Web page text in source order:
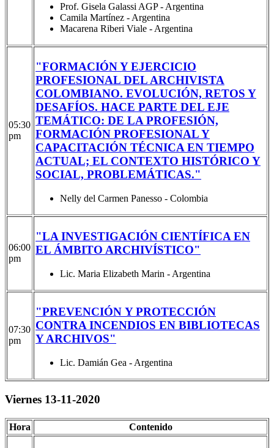
Prof. Gisela Galassi AGP - Argentina
Camila Martínez - Argentina
Macarena Riberi Viale - Argentina
05:30
pm
"FORMACIÓN Y EJERCICIO
PROFESIONAL DEL ARCHIVISTA
COLOMBIANO. EVOLUCIÓN, RETOS Y
DESAFÍOS. HACE PARTE DEL EJE
TEMÁTICO: DE LA PROFESIÓN,
FORMACIÓN PROFESIONAL Y
CAPACITACIÓN TÉCNICA EN TIEMPO
ACTUAL; EL CONTEXTO HISTÓRICO Y
SOCIAL, PROBLEMÁTICAS."
Nelly del Carmen Panesso - Colombia
06:00
pm
"LA INVESTIGACIÓN CIENTÍFICA EN
EL ÁMBITO ARCHIVÍSTICO"
Lic. Maria Elizabeth Marin - Argentina
07:30
pm
"PREVENCIÓN Y PROTECCIÓN
CONTRA INCENDIOS EN BIBLIOTECAS
Y ARCHIVOS"
Lic. Damián Gea - Argentina
Viernes 13-11-2020
Hora Contenido